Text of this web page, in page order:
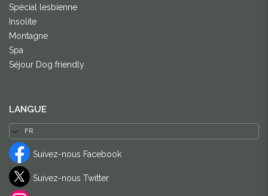
Spécial lesbienne
Insolite
Montagne
Spa
Séjour Dog friendly
LANGUE
Suivez-nous Facebook
Suivez-nous Twitter